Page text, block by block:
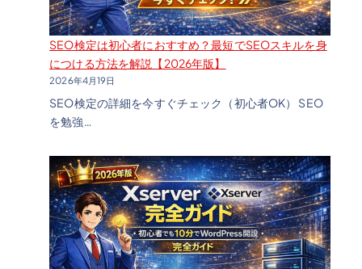
SEO検定は初心者におすすめ？最短でSEOスキルを身
につける方法を解説【2026年版】
2026年4月19日
SEO検定の詳細を今すぐチェック（初心者OK） SEO
を勉強…